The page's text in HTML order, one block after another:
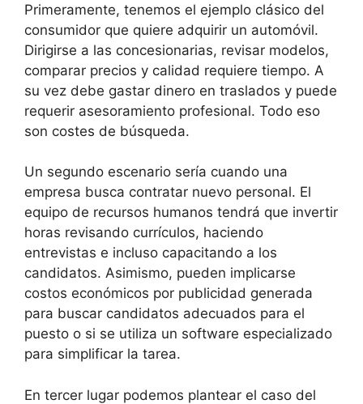
Primeramente, tenemos el ejemplo clásico del
consumidor que quiere adquirir un automóvil.
Dirigirse a las concesionarias, revisar modelos,
comparar precios y calidad requiere tiempo. A
su vez debe gastar dinero en traslados y puede
requerir asesoramiento profesional. Todo eso
son costes de búsqueda.
Un segundo escenario sería cuando una
empresa busca contratar nuevo personal. El
equipo de recursos humanos tendrá que invertir
horas revisando currículos, haciendo
entrevistas e incluso capacitando a los
candidatos. Asimismo, pueden implicarse
costos económicos por publicidad generada
para buscar candidatos adecuados para el
puesto o si se utiliza un software especializado
para simplificar la tarea.
En tercer lugar podemos plantear el caso del